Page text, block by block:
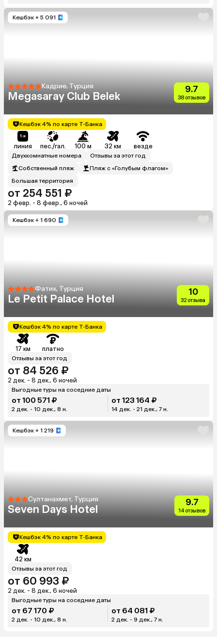
Кешбэк + 5 091
Кадрие, Турция
Megasaray Club Belek
9.7
38 отзывов
Кешбэк 4% по карте Т-Банка
линия пес./гал. 100 м 32 км везде
Двухкомнатные номера
Отзывы за этот год
Собственный пляж
Пляж с «Голубым флагом»
Большая территория
от 254 551 ₽
2 февр. - 8 февр., 6 ночей
Кешбэк + 1 690
Фатих, Турция
Le Petit Palace Hotel
10
32 отзыва
Кешбэк 4% по карте Т-Банка
17 км платно
Отзывы за этот год
от 84 526 ₽
2 дек. - 8 дек., 6 ночей
Выгодные туры на соседние даты
от 100 571 ₽
2 дек. - 10 дек., 8 н.
от 123 164 ₽
14 дек. - 21 дек., 7 н.
Кешбэк + 1 219
Султанахмет, Турция
Seven Days Hotel
9.7
14 отзывов
Кешбэк 4% по карте Т-Банка
42 км
Отзывы за этот год
от 60 993 ₽
2 дек. - 8 дек., 6 ночей
Выгодные туры на соседние даты
от 67 170 ₽
2 дек. - 10 дек., 8 н.
от 64 081 ₽
2 дек. - 9 дек., 7 н.